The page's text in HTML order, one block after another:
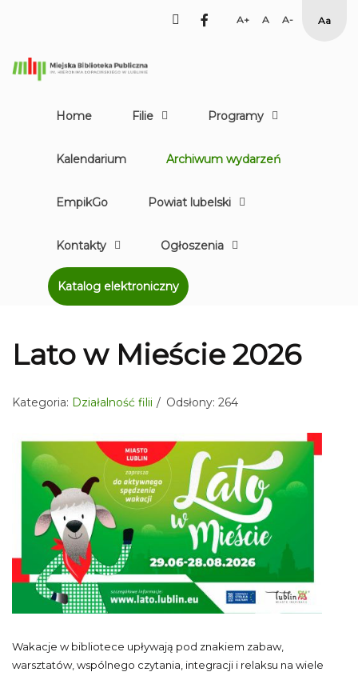
facebook
Set Set
Smaller
High
Home Filie Programy
Kalendarium Archiwum wydarzeń
EmpikGo Powiat lubelski
Kontakty Ogłoszenia
Katalog elektroniczny
Lato w Mieście 2026
Kategoria: Działalność filii Odsłony: 264
Wakacje w bibliotece upływają pod znakiem zabaw,
warsztatów, wspólnego czytania, integracji i relaksu na wiele